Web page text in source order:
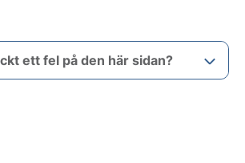
ett fel på den här sidan?